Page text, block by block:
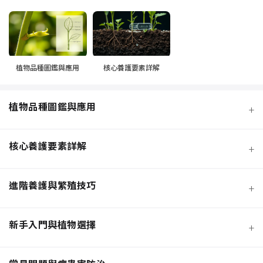
植物品種圖鑑與應用 核心養護要素詳解
植物品種圖鑑與應用 +
核心養護要素詳解 +
進階養護與繁殖技巧 +
新手入門與植物選擇 +